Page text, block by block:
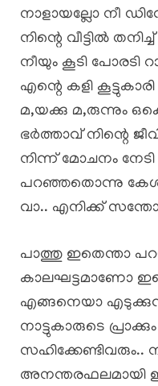
നാളായല്ലോ നീ
നിന്റെ വീട്ടിൽ
നീയും കൂടി പോരടി
എന്റെ കളി
മ,യക്കു മ,രുന്നും
ഭർത്താവ് നിന്റെ
നിന്ന് മോചനം
പറഞ്ഞതൊന്നു
വാ.. എനിക്ക്
പാത്തു ഇതെന്താ
കാലഘട്ടമാണോ
എങ്ങനെയാ
നാട്ടുകാരുടെ
സഹിക്കേണ്ടിവരും..
അനന്തരഫലമായി